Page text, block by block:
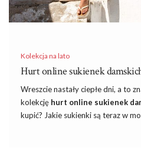
Kolekcja na lato
Hurt online sukienek
Wreszcie nastały ciepłe dni, a to
kolekcję hurt online sukienek
kupić? Jakie sukienki są teraz w